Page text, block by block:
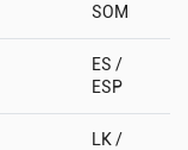
SOM
ES /
ESP
LK /